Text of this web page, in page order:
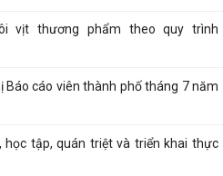
vịt thương phẩm theo quy trình
Báo cáo viên thành phố tháng 7 năm
học tập, quán triệt và triển khai thực